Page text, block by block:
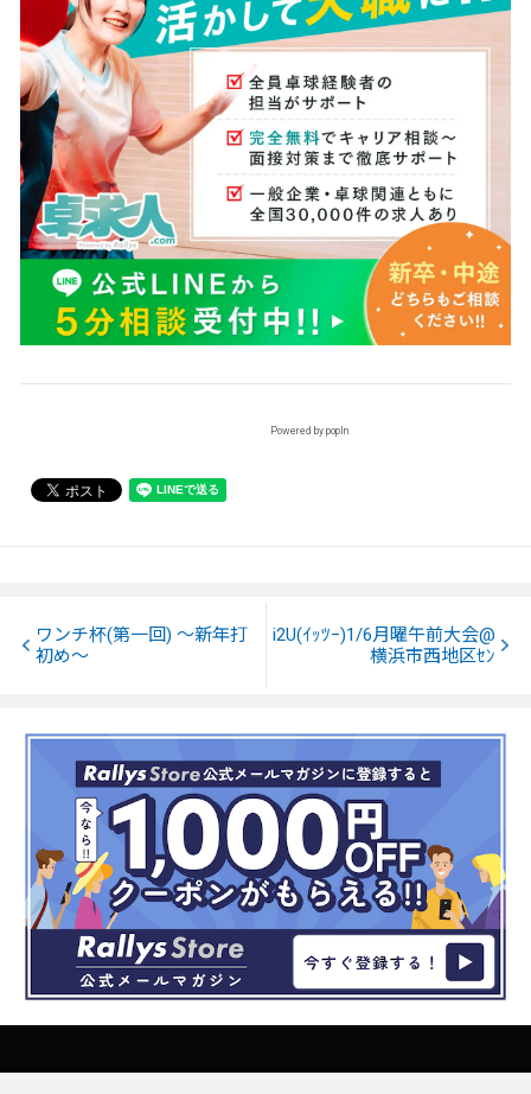
Powered by popIn
ワンチ杯(第一回) 〜新年打
初め〜
i2U(ｲｯﾂｰ)1/6月曜午前大会@
横浜市西地区ｾﾝ